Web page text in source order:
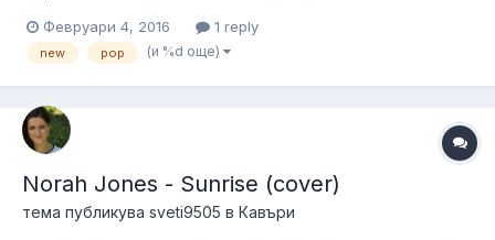
Февруари 4, 2016 1 reply
new pop (и %d още)
Norah Jones - Sunrise (cover)
тема публикува sveti9505 в Кавъри